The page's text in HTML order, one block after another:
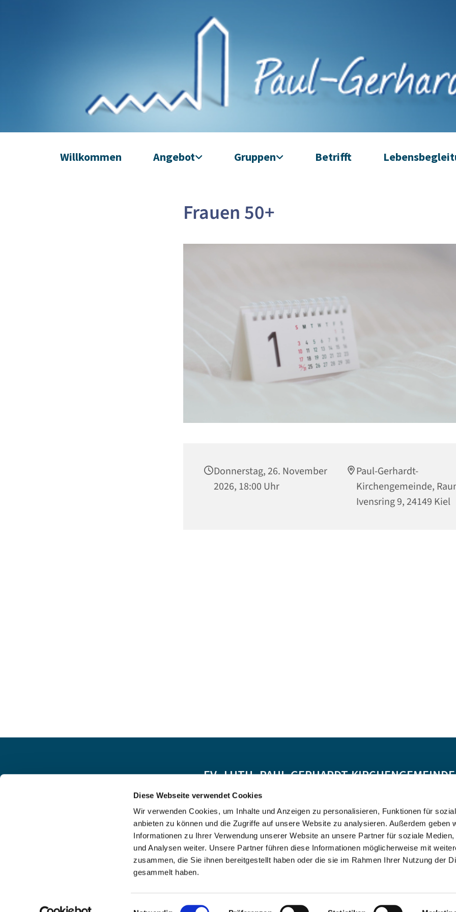
Diese Webseite verwendet Cookies
Wir verwenden Cookies, um Inhalte und Anzeigen zu personalisieren, Funktionen für
anbieten zu können und die Zugriffe auf unsere Website zu analysieren. Außerdem geben
Informationen zu Ihrer Verwendung unserer Website an unsere Partner für soziale Medien,
und Analysen weiter. Unsere Partner führen diese Informationen möglicherweise mit
zusammen, die Sie ihnen bereitgestellt haben oder die sie im Rahmen Ihrer Nutzung der
gesammelt haben.
Einwilligungsauswahl
Willkommen Angebot Gruppen Betrifft
Frauen 50+
Donnerstag, 26. November
2026, 18:00 Uhr
Paul-Gerhardt-
Kirchengemeinde,
Ivensring 9, 24149 Kiel
EV.-LUTH. PAUL-GERHARDT-
Spendenkonto:
DE55 5206 0410 0706 4634 01, Evangelische Bank
Kontoinhaber: Ev.-Luth. Kirchenkreis Altholstein